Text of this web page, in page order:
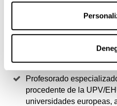
Máster oficial
acceso a doctorado y
graduadas en Enología y
Economía.
Profesorado
procedente de la UPV/
universidades europeas,